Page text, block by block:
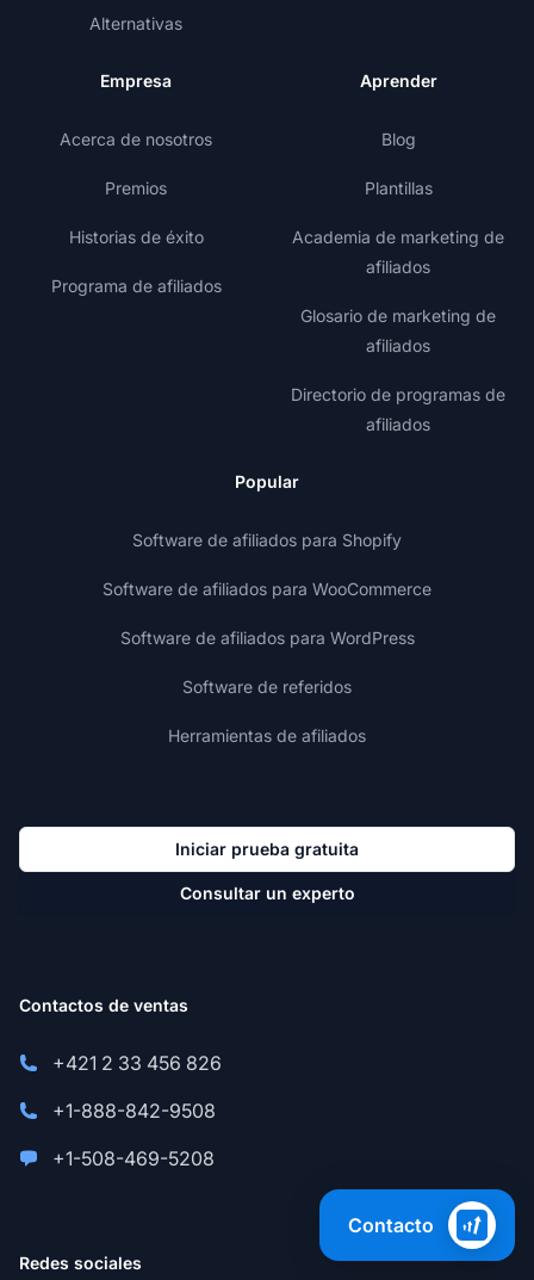
Alternativas
Empresa
Acerca de nosotros
Premios
Historias de éxito
Programa de afiliados
Aprender
Blog
Plantillas
Academia de marketing de
afiliados
Glosario de marketing de
afiliados
Directorio de programas de
afiliados
Popular
Software de afiliados para Shopify
Software de afiliados para WooCommerce
Software de afiliados para WordPress
Software de referidos
Herramientas de afiliados
Iniciar prueba gratuita
Consultar un experto
Contactos de ventas
+421 2 33 456 826
+1-888-842-9508
+1-508-469-5208
Redes sociales
Contacto